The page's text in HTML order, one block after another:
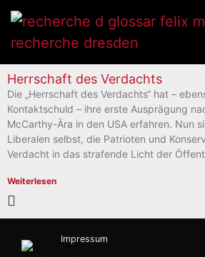
Herrschaft des Verdachts
Die „Herrschaft des Verdachts“ hat –
Kontaktschuld – ihre erste Ausprägung
McCarthy-Ära in den USA erfahren. Nun
Liberalen selbst, die Patrioten und
Verdacht in das strafende Licht der
Weiterlesen
Impressum